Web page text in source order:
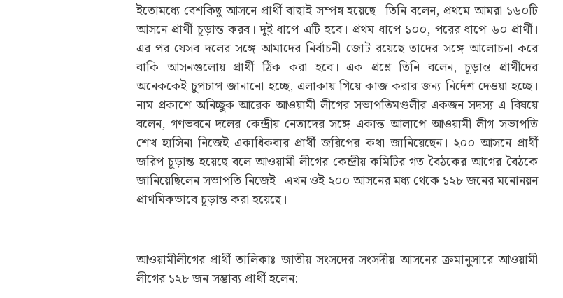
ইতোমধ্যে বেশকিছু আসনে প্রার্থী বাছাই সম্পন্ন হয়েছে। তিনি বলেন, প্রথমে আমরা ১৬০টি
আসনে প্রার্থী চূড়ান্ত করব। দুই ধাপে এটি হবে। প্রথম ধাপে ১০০, পরের ধাপে ৬০ প্রার্থী।
এর পর যেসব দলের সঙ্গে আমাদের নির্বাচনী জোট রয়েছে তাদের সঙ্গে আলোচনা করে
বাকি আসনগুলোয় প্রার্থী ঠিক করা হবে। এক প্রশ্নে তিনি বলেন, চূড়ান্ত প্রার্থীদের
অনেককেই চুপচাপ জানানো হচ্ছে, এলাকায় গিয়ে কাজ করার জন্য নির্দেশ দেওয়া হচ্ছে।
নাম প্রকাশে অনিচ্ছুক আরেক আওয়ামী লীগের সভাপতিমণ্ডলীর একজন সদস্য এ বিষয়ে
বলেন, গণভবনে দলের কেন্দ্রীয় নেতাদের সঙ্গে একান্ত আলাপে আওয়ামী লীগ সভাপতি
শেখ হাসিনা নিজেই একাধিকবার প্রার্থী জরিপের কথা জানিয়েছেন। ২০০ আসনে প্রার্থী
জরিপ চূড়ান্ত হয়েছে বলে আওয়ামী লীগের কেন্দ্রীয় কমিটির গত বৈঠকের আগের বৈঠকে
জানিয়েছিলেন সভাপতি নিজেই। এখন ওই ২০০ আসনের মধ্য থেকে ১২৮ জনের মনোনয়ন
প্রাথমিকভাবে চূড়ান্ত করা হয়েছে।
আওয়ামীলীগের প্রার্থী তালিকাঃ জাতীয় সংসদের সংসদীয় আসনের ক্রমানুসারে আওয়ামী
লীগের ১২৮ জন সম্ভাব্য প্রার্থী হলেন: